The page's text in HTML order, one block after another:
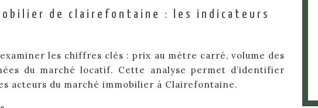
de clairefontaine : les indicateurs
les chiffres clés : prix au mètre carré, volume des
du marché locatif. Cette analyse permet d’identifier
acteurs du marché immobilier à Clairefontaine.